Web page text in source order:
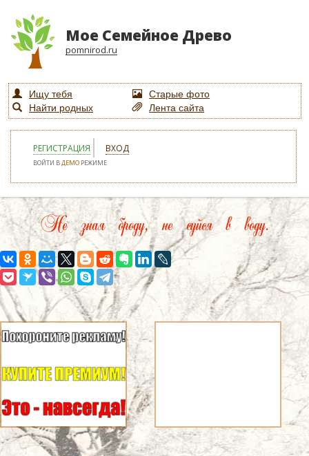
Мое Семейное Древо
pomnirod.ru
Ищу тебя
Старые фото
Найти родных
Лента сайта
РЕГИСТРАЦИЯ ВХОД
ВОЙТИ ВДЕМО РЕЖИМЕ
Не зная броду, не суйся в воду.